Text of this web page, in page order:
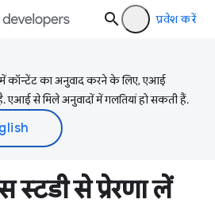
प्रवेश करें
कॉन्टेंट का अनुवाद करने के लिए, एआई
एआई से मिले अनुवादों में गलतियां हो सकती हैं.
स्टडी से प्रेरणा लें